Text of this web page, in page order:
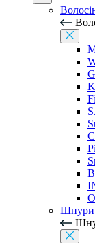
Шнури